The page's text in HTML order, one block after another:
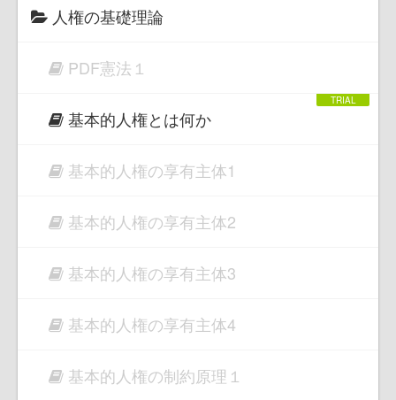
人権の基礎理論
PDF憲法１
基本的人権とは何か
基本的人権の享有主体1
基本的人権の享有主体2
基本的人権の享有主体3
基本的人権の享有主体4
基本的人権の制約原理１